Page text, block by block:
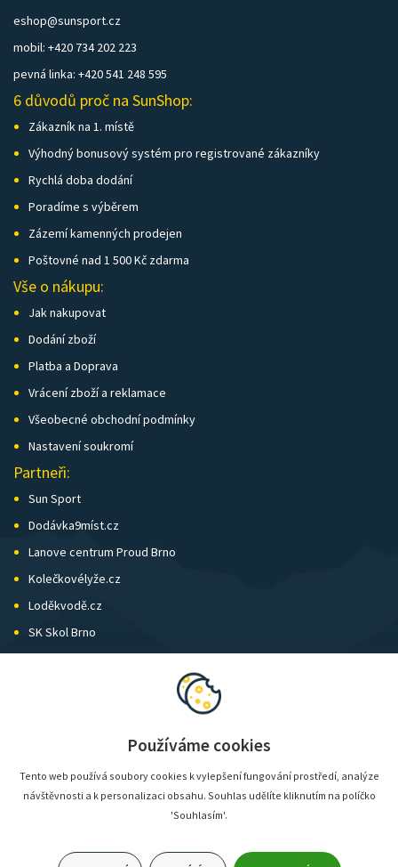
eshop@sunsport.cz
mobil: +420 734 202 223
pevná linka: +420 541 248 595
6 důvodů proč na SunShop:
Zákazník na 1. místě
Výhodný bonusový systém pro registrované zákazníky
Rychlá doba dodání
Poradíme s výběrem
Zázemí kamenných prodejen
Poštovné nad 1 500 Kč zdarma
Vše o nákupu:
Jak nakupovat
Dodání zboží
Platba a Doprava
Vrácení zboží a reklamace
Všeobecné obchodní podmínky
Nastavení soukromí
Partneři:
Sun Sport
Dodávka9míst.cz
Lanove centrum Proud Brno
Kolečkovélyže.cz
Loděkvodě.cz
SK Skol Brno
Biatlon Brno
Používáme cookies
Tento web používá soubory cookies k vylepšení fungování prostředí, analýze
návštěvnosti a k personalizaci obsahu. Souhlas udělíte kliknutím na políčko
'Souhlasím'.